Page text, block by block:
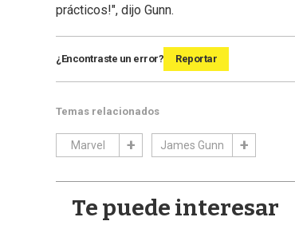
prácticos!", dijo Gunn.
¿Encontraste un error? Reportar
Temas relacionados
Marvel James Gunn
Te puede interesar